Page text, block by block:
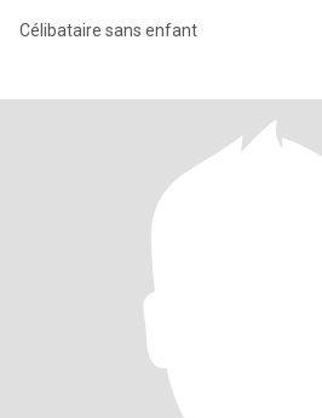
Célibataire sans enfant